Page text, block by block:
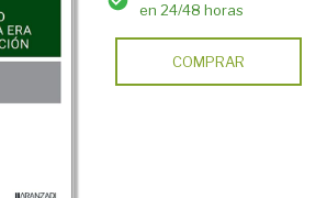
en 24/48 horas
COMPRAR